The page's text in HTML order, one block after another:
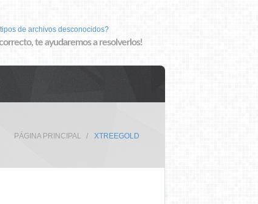
de archivos desconocidos?
te ayudaremos a resolverlos!
PÁGINA PRINCIPAL XTREEGOLD